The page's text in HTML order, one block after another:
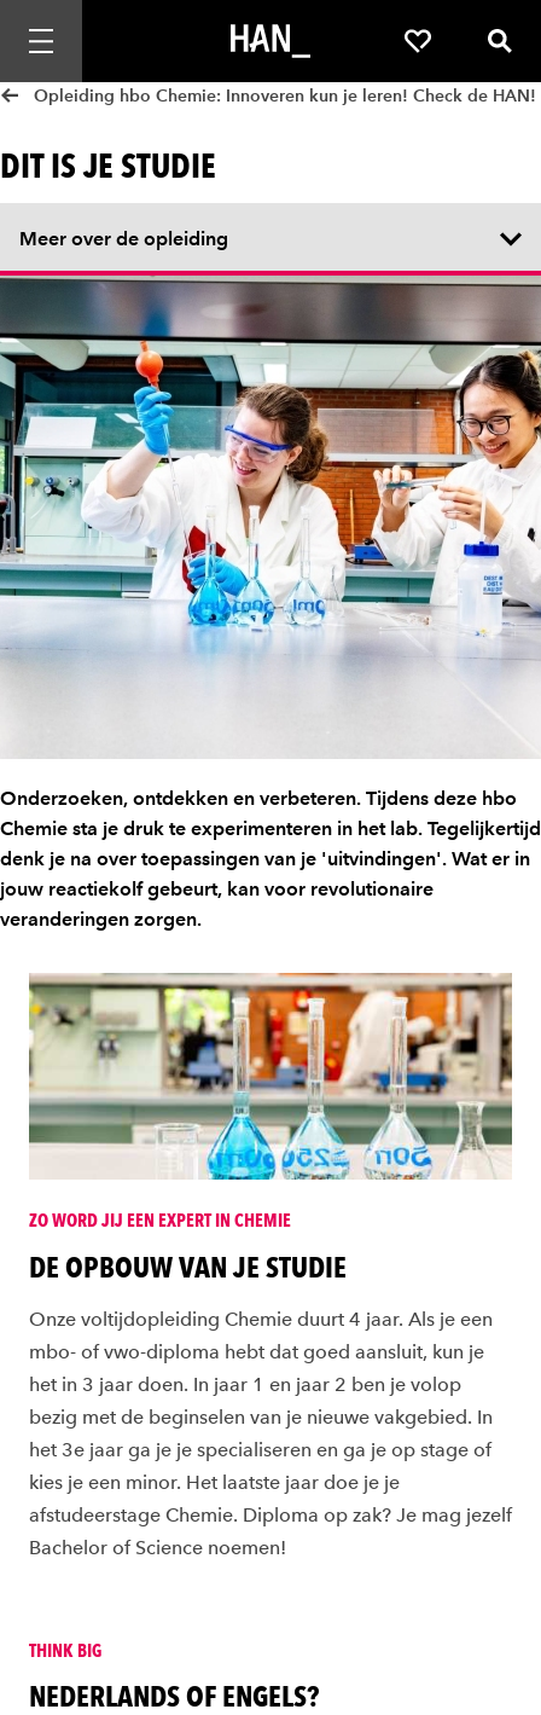
Mobiele navigatie openen Favorieten
Opleiding hbo Chemie: Innoveren kun je leren! Check de HAN!
DIT IS JE STUDIE
Meer over de opleiding
Onderzoeken, ontdekken en verbeteren. Tijdens deze hbo
Chemie sta je druk te experimenteren in het lab. Tegelijkertijd
denk je na over toepassingen van je 'uitvindingen'. Wat er in
jouw reactiekolf gebeurt, kan voor revolutionaire
veranderingen zorgen.
ZO WORD JIJ EEN EXPERT IN CHEMIE
DE OPBOUW VAN JE STUDIE
Onze voltijdopleiding Chemie duurt 4 jaar. Als je een
mbo- of vwo-diploma hebt dat goed aansluit, kun je
het in 3 jaar doen. In jaar 1 en jaar 2 ben je volop
bezig met de beginselen van je nieuwe vakgebied. In
het 3e jaar ga je je specialiseren en ga je op stage of
kies je een minor. Het laatste jaar doe je je
afstudeerstage Chemie. Diploma op zak? Je mag jezelf
Bachelor of Science noemen!
THINK BIG
NEDERLANDS OF ENGELS?